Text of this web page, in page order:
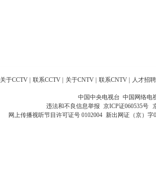
关于CCTV 联系CCTV 关于CNTV 联系CNTV 人才招聘
中国中央电视台 中国网络电
违法和不良信息举报 京ICP证060535号
网上传播视听节目许可证号 0102004 新出网证（京）